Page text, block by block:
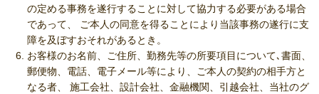
の定める事務を遂行することに対して協力する必要がある場合
であって、 ご本人の同意を得ることにより当該事務の遂行に支
障を及ぼすおそれがあるとき。
お客様のお名前、ご住所、勤務先等の所要項目について､書面、
郵便物、電話、電子メール等により、ご本人の契約の相手方と
なる者、 施工会社、設計会社、金融機関、引越会社、当社のグ